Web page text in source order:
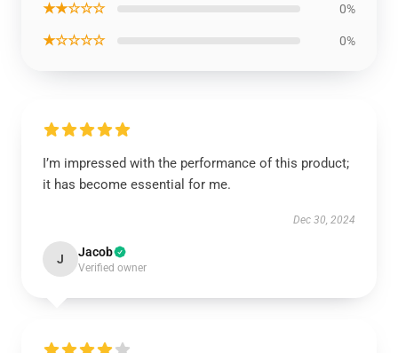
★★☆☆☆ 0%
★☆☆☆☆ 0%
I’m impressed with the performance of this product;
it has become essential for me.
Dec 30, 2024
J Jacob
Verified owner